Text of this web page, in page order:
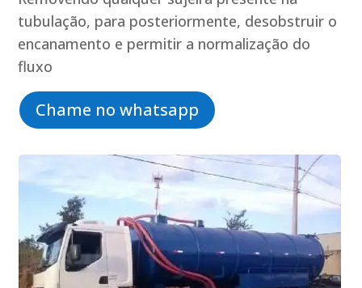
tubulação, para posteriormente, desobstruir o
encanamento e permitir a normalização do
fluxo
Chame no whatsapp